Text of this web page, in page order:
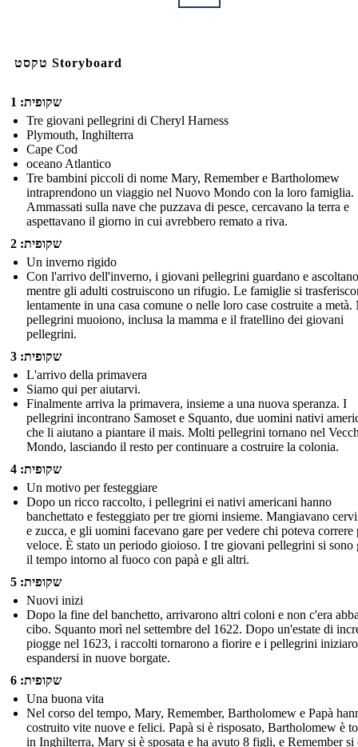
טקסט Storyboard
שקופית: 1
Tre giovani pellegrini di Cheryl Harness
Plymouth, Inghilterra
Cape Cod
oceano Atlantico
Tre bambini piccoli di nome Mary, Remember e Bartholomew
intraprendono un viaggio nel Nuovo Mondo con la loro famiglia.
Ammassati sulla nave che puzzava di pesce, cercavano la terra e
aspettavano il giorno in cui avrebbero remato a riva.
שקופית: 2
Un inverno rigido
Con l'arrivo dell'inverno, i giovani pellegrini guardano e ascoltano
mentre gli adulti costruiscono un rifugio. Le famiglie si
lentamente in una casa comune o nelle loro case costruite a
pellegrini muoiono, inclusa la mamma e il fratellino dei giovani
pellegrini.
שקופית: 3
L'arrivo della primavera
Siamo qui per aiutarvi.
Finalmente arriva la primavera, insieme a una nuova speranza. I
pellegrini incontrano Samoset e Squanto, due uomini nativi
che li aiutano a piantare il mais. Molti pellegrini tornano nel
Mondo, lasciando il resto per continuare a costruire la colonia.
שקופית: 4
Un motivo per festeggiare
Dopo un ricco raccolto, i pellegrini ei nativi americani hanno
banchettato e festeggiato per tre giorni insieme. Mangiavano
e zucca, e gli uomini facevano gare per vedere chi poteva correre
veloce. È stato un periodo gioioso. I tre giovani pellegrini si sono
il tempo intorno al fuoco con papà e gli altri.
שקופית: 5
Nuovi inizi
Dopo la fine del banchetto, arrivarono altri coloni e non c'era
cibo. Squanto morì nel settembre del 1622. Dopo un'estate di
piogge nel 1623, i raccolti tornarono a fiorire e i pellegrini
espandersi in nuove borgate.
שקופית: 6
Una buona vita
Nel corso del tempo, Mary, Remember, Bartholomew e Papà
costruito vite nuove e felici. Papà si è risposato, Bartholomew è
in Inghilterra, Mary si è sposata e ha avuto 8 figli, e Remember si